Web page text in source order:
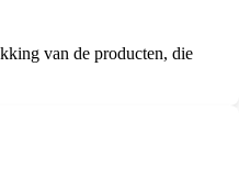
van de producten, die